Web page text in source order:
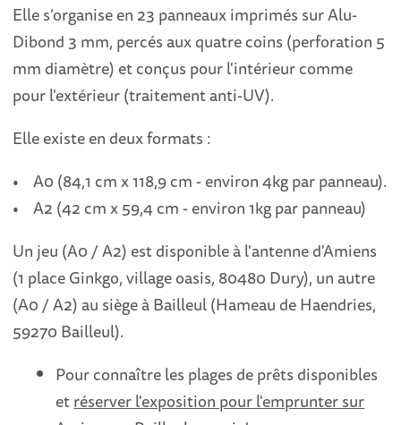
Elle s’organise en 23 panneaux imprimés sur Alu-
Dibond 3 mm, percés aux quatre coins (perforation 5
mm diamètre) et conçus pour l'intérieur comme
pour l'extérieur (traitement anti-UV).
Elle existe en deux formats :
• A0 (84,1 cm x 118,9 cm - environ 4kg par panneau).
• A2 (42 cm x 59,4 cm - environ 1kg par panneau)
Un jeu (A0 / A2) est disponible à l'antenne d'Amiens
(1 place Ginkgo, village oasis, 80480 Dury), un autre
(A0 / A2) au siège à Bailleul (Hameau de Haendries,
59270 Bailleul).
Pour connaître les plages de prêts disponibles
etréserver l'exposition pour l'emprunter sur